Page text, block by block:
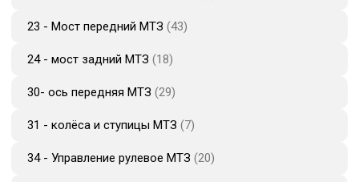
23 - Мост передний МТЗ 43
24 - мост задний МТЗ 18
30- ось передняя МТЗ 29
31 - колёса и ступицы МТЗ 7
34 - Управление рулевое МТЗ 20